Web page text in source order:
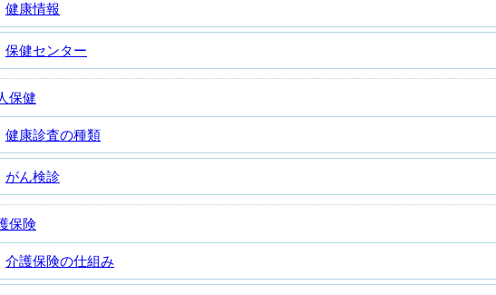
健康情報
保健センター
保健
健康診査の種類
がん検診
保険
介護保険の仕組み